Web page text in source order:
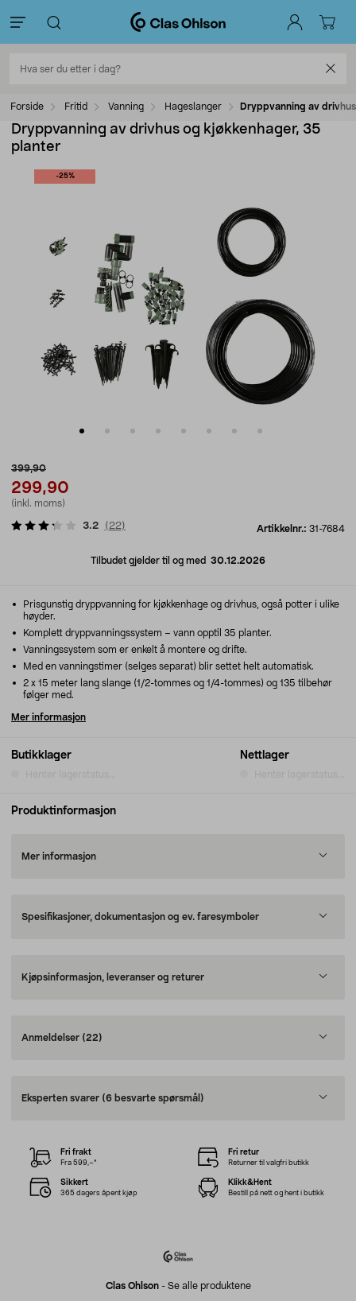
Forside Fritid Vanning Hageslanger Dryppvanning av
Dryppvanning av drivhus og kjøkkenhager, 35
planter
-25%
399,90
299,90
(inkl. moms)
Artikkelnr.: 31-7684
3.2 ( 22)
Tilbudet gjelder til og med 30.12.2026
Butikklager Nettlager
Prisgunstig dryppvanning for kjøkkenhage og drivhus, også potter i ulike
høyder.
Komplett dryppvanningssystem – vann opptil 35 planter.
Vanningssystem som er enkelt å montere og drifte.
Med en vanningstimer (selges separat) blir settet helt automatisk.
2 x 15 meter lang slange (1/2-tommes og 1/4-tommes) og 135 tilbehør
følger med.
Mer informasjon
Produktinformasjon
Mer informasjon
Spesifikasjoner, dokumentasjon og ev. faresymboler
Kjøpsinformasjon, leveranser og returer
Anmeldelser (22)
Eksperten svarer (6 besvarte spørsmål)
Clas Ohlson- Se alle produktene
Fri frakt
Fra 599,–*
Fri retur
Returner til valgfri butikk
Sikkert
365 dagers åpent kjøp
Klikk&Hent
Bestill på nett og hent i butikk